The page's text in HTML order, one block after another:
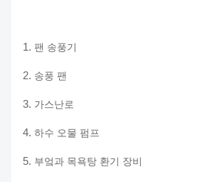
1. 팬 송풍기
2. 송풍 팬
3. 가스난로
4. 하수 오물 펌프
5. 부엌과 목욕탕 환기 장비